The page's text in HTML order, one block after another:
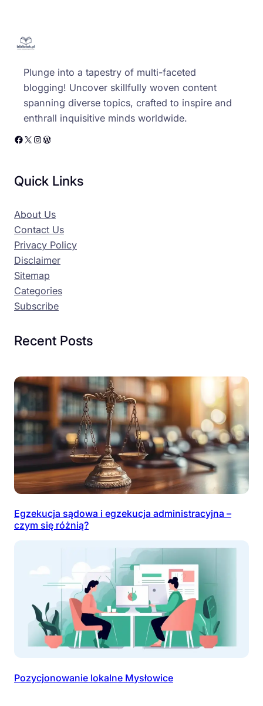
Plunge into a tapestry of multi-faceted
blogging! Uncover skillfully woven content
spanning diverse topics, crafted to inspire and
enthrall inquisitive minds worldwide.
Facebook X Instagram WordPress
Quick Links
About Us
Contact Us
Privacy Policy
Disclaimer
Sitemap
Categories
Subscribe
Recent Posts
Egzekucja sądowa i egzekucja administracyjna –
czym się różnią?
Pozycjonowanie lokalne Mysłowice